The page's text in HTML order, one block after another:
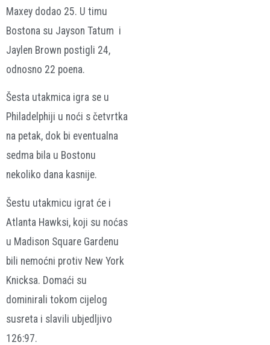
Maxey dodao 25. U timu
Bostona su Jayson Tatum i
Jaylen Brown postigli 24,
odnosno 22 poena.
Šesta utakmica igra se u
Philadelphiji u noći s četvrtka
na petak, dok bi eventualna
sedma bila u Bostonu
nekoliko dana kasnije.
Šestu utakmicu igrat će i
Atlanta Hawksi, koji su noćas
u Madison Square Gardenu
bili nemoćni protiv New York
Knicksa. Domaći su
dominirali tokom cijelog
susreta i slavili ubjedljivo
126:97.